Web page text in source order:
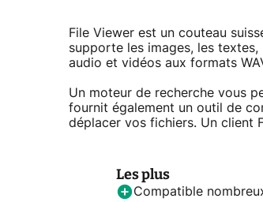
File Viewer est un couteau
supporte les images, les
audio et vidéos aux formats
Un moteur de recherche vous
fournit également un outil de
déplacer vos fichiers. Un client
Les plus
Compatible